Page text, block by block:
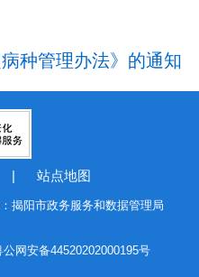
种管理办法》的通知
| 站点地图
揭阳市政务服务和数据管理局
公网安备44520202000195号